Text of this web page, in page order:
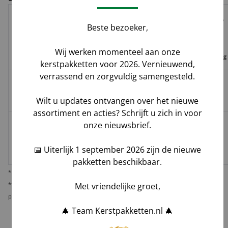
Track
Trace
Garantie
leverdatum
Risico op
vermissing
/ DHL
dienstverlener
* Behoudens overmacht calamiteiten.
** De verantwoordelijkheid op dit risico als gevolg van uw keuze voor reguliere
pakketbezorging rust bij u als opdrachtgever.
Beste bezoeker,
Wij werken momenteel aan onze
kerstpakketten voor 2026. Vernieuwend,
verrassend en zorgvuldig samengesteld.
Wilt u updates ontvangen over het nieuwe
assortiment en acties? Schrijft u zich in voor
onze nieuwsbrief.
📅 Uiterlijk 1 september 2026 zijn de nieuwe
pakketten beschikbaar.
Met vriendelijke groet,
🎄 Team Kerstpakketten.nl 🎄